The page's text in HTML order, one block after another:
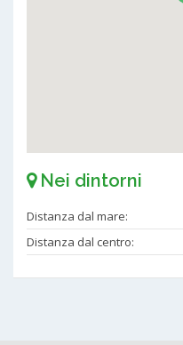
Nei dintorni
Distanza dal mare:
Distanza dal centro: